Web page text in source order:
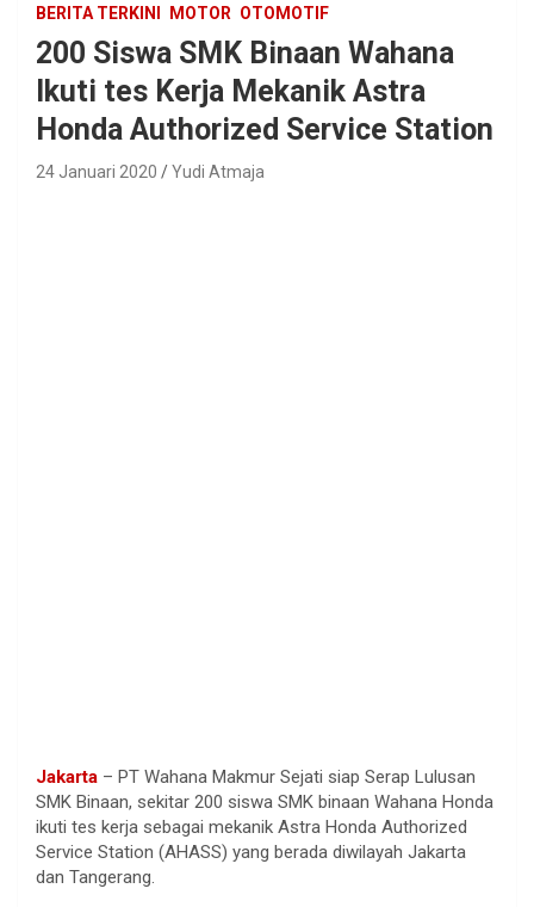
BERITA TERKINI MOTOR OTOMOTIF
200 Siswa SMK Binaan Wahana
Ikuti tes Kerja Mekanik Astra
Honda Authorized Service Station
24 Januari 2020 Yudi Atmaja
Jakarta – PT Wahana Makmur Sejati siap Serap Lulusan
SMK Binaan, sekitar 200 siswa SMK binaan Wahana Honda
ikuti tes kerja sebagai mekanik Astra Honda Authorized
Service Station (AHASS) yang berada diwilayah Jakarta
dan Tangerang.